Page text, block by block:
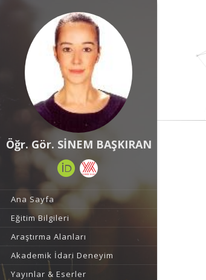
Öğr. Gör. SİNEM BAŞKIRAN
Ana Sayfa
Eğitim Bilgileri
Araştırma Alanları
Akademik İdari Deneyim
Yayınlar & Eserler